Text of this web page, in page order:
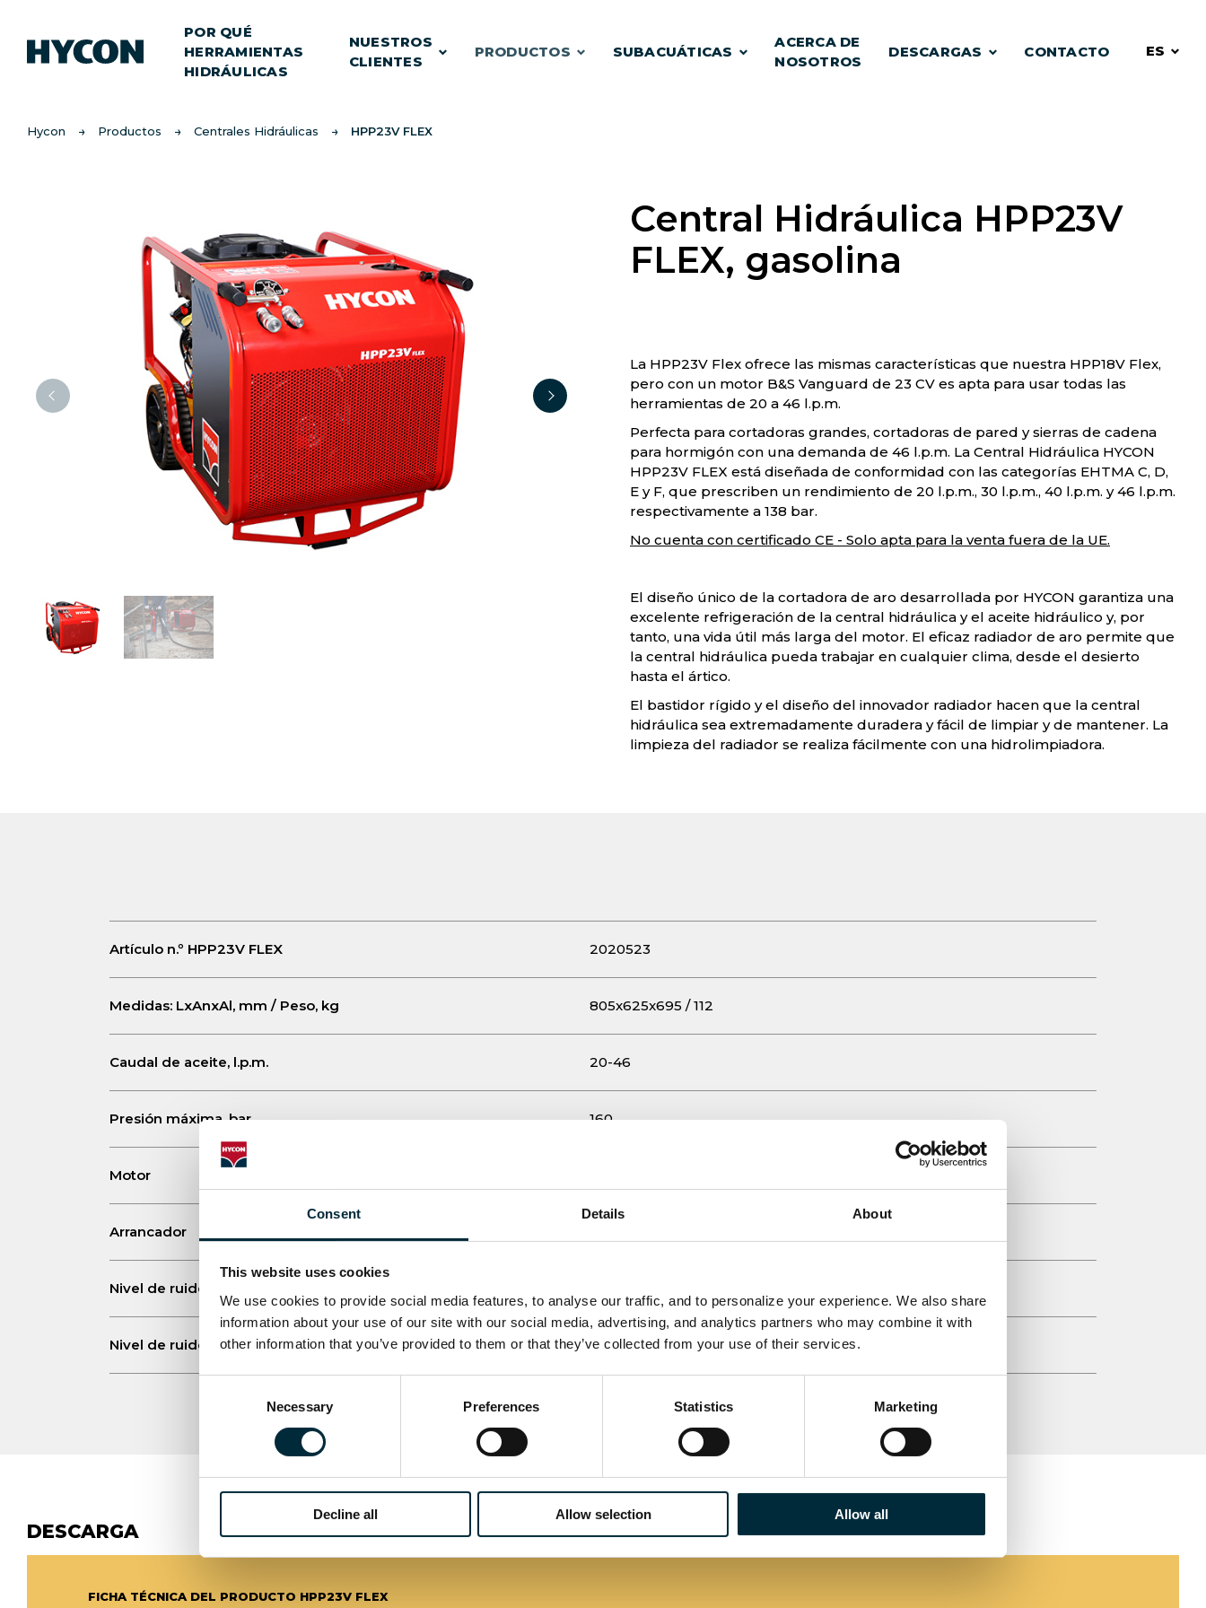
Consent Details About
This website uses cookies
We use cookies to provide social media features, to analyse our traffic, and to personalize your experience. We also share
information about your use of our site with our social media, advertising, and analytics partners who may combine it with
other information that you’ve provided to them or that they’ve collected from your use of their services.
Necessary Preferences Statistics Marketing
Decline all Allow selection Allow all
POR QUÉ
HERRAMIENTAS
HIDRÁULICAS
NUESTROS
CLIENTES
PRODUCTOS SUBACUÁTICAS
ACERCA DE
NOSOTROS
DESCARGAS CONTACTO ES
Hycon Productos Centrales Hidráulicas HPP23V FLEX
Central Hidráulica HPP23V
FLEX, gasolina
La HPP23V Flex ofrece las mismas características que nuestra HPP18V Flex,
pero con un motor B&S Vanguard de 23 CV es apta para usar todas las
herramientas de 20 a 46 l.p.m.
Perfecta para cortadoras grandes, cortadoras de pared y sierras de cadena
para hormigón con una demanda de 46 l.p.m. La Central Hidráulica HYCON
HPP23V FLEX está diseñada de conformidad con las categorías EHTMA C, D,
E y F, que prescriben un rendimiento de 20 l.p.m., 30 l.p.m., 40 l.p.m. y 46 l.p.m.
respectivamente a 138 bar.
No cuenta con certificado CE - Solo apta para la venta fuera de la UE.
El diseño único de la cortadora de aro desarrollada por HYCON garantiza una
excelente refrigeración de la central hidráulica y el aceite hidráulico y, por
tanto, una vida útil más larga del motor. El eficaz radiador de aro permite que
la central hidráulica pueda trabajar en cualquier clima, desde el desierto
hasta el ártico.
El bastidor rígido y el diseño del innovador radiador hacen que la central
hidráulica sea extremadamente duradera y fácil de limpiar y de mantener. La
limpieza del radiador se realiza fácilmente con una hidrolimpiadora.
Artículo n.º HPP23V FLEX 2020523
Medidas: LxAnxAl, mm / Peso, kg 805x625x695 / 112
Caudal de aceite, l.p.m. 20-46
Presión máxima, bar 160
Motor
Arrancador
Nivel de ruido 1m LPA dB
Nivel de ruido 1m LWA dB 101
DESCARGA
FICHA TÉCNICA DEL PRODUCTO HPP23V FLEX